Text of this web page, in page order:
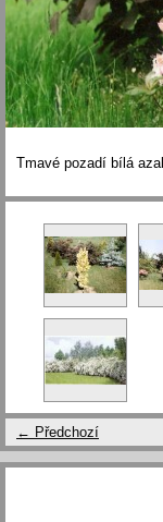
Tmavé pozadí bílá
← Předchozí